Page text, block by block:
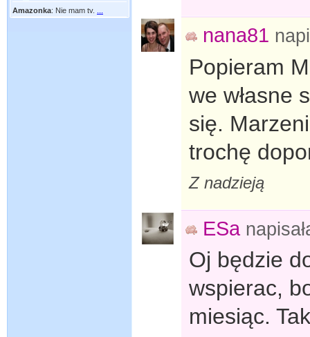
Amazonka: Nie mam tv.
nana81
Popieram
we własne
się.
trochę
Z nadzieją
ESa
Oj będzie
wspierac,
miesiąc.